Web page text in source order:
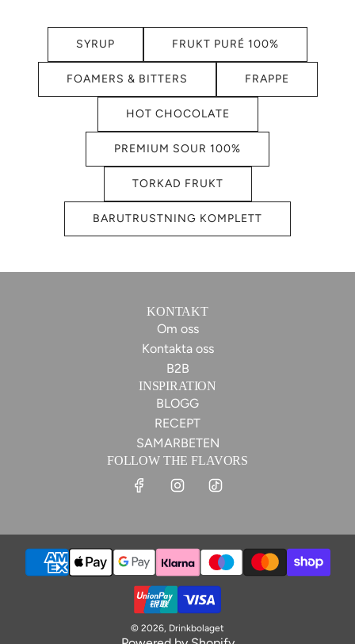
SYRUP FRUKT PURÉ 100%
FOAMERS & BITTERS FRAPPE
HOT CHOCOLATE
PREMIUM SOUR 100%
TORKAD FRUKT
BARUTRUSTNING KOMPLETT
KONTAKT
Om oss
Kontakta oss
B2B
INSPIRATION
BLOGG
RECEPT
SAMARBETEN
FOLLOW THE FLAVORS
© 2026, Drinkbolaget